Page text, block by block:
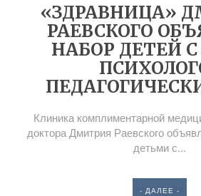
«ЗДРАВНИЦА»
РАЕВСКОГО
НАБОР ДЕТЕЙ
Клиника комплиментарной
доктора Дмитрия Раевского
детьми с...
- ДАЛЕЕ -